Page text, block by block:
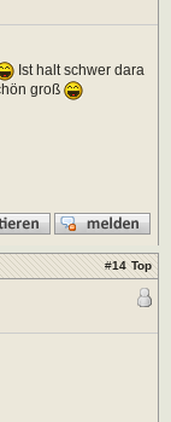
Ist halt schwer dara
groß
#14 Top